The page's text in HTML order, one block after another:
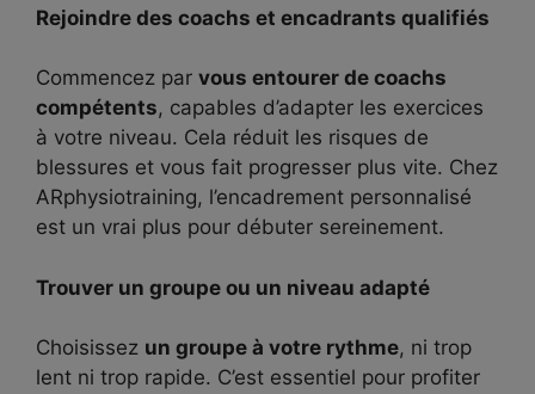
Rejoindre des coachs et encadrants qualifiés
Commencez par vous entourer de coachs
compétents, capables d’adapter les exercices
à votre niveau. Cela réduit les risques de
blessures et vous fait progresser plus vite. Chez
ARphysiotraining, l’encadrement personnalisé
est un vrai plus pour débuter sereinement.
Trouver un groupe ou un niveau adapté
Choisissez un groupe à votre rythme, ni trop
lent ni trop rapide. C’est essentiel pour profiter